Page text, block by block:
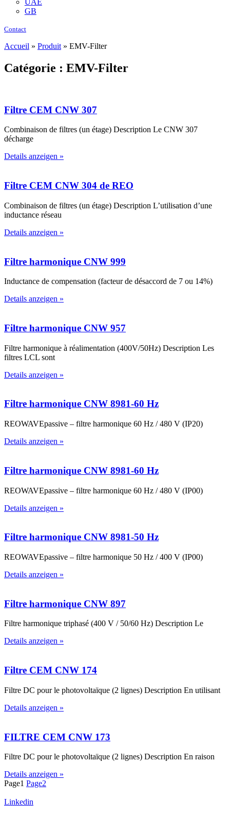
UAE
GB
Contact
Accueil » Produit » EMV-Filter
Catégorie : EMV-Filter
Filtre CEM CNW 307
Combinaison de filtres (un étage) Description Le CNW 307
décharge
Details anzeigen »
Filtre CEM CNW 304 de REO
Combinaison de filtres (un étage) Description L’utilisation d’une
inductance réseau
Details anzeigen »
Filtre harmonique CNW 999
Inductance de compensation (facteur de désaccord de 7 ou 14%)
Details anzeigen »
Filtre harmonique CNW 957
Filtre harmonique à réalimentation (400V/50Hz) Description Les
filtres LCL sont
Details anzeigen »
Filtre harmonique CNW 8981-60 Hz
REOWAVEpassive – filtre harmonique 60 Hz / 480 V (IP20)
Details anzeigen »
Filtre harmonique CNW 8981-60 Hz
REOWAVEpassive – filtre harmonique 60 Hz / 480 V (IP00)
Details anzeigen »
Filtre harmonique CNW 8981-50 Hz
REOWAVEpassive – filtre harmonique 50 Hz / 400 V (IP00)
Details anzeigen »
Filtre harmonique CNW 897
Filtre harmonique triphasé (400 V / 50/60 Hz) Description Le
Details anzeigen »
Filtre CEM CNW 174
Filtre DC pour le photovoltaïque (2 lignes) Description En utilisant
Details anzeigen »
FILTRE CEM CNW 173
Filtre DC pour le photovoltaïque (2 lignes) Description En raison
Details anzeigen »
Page1 Page2
Linkedin